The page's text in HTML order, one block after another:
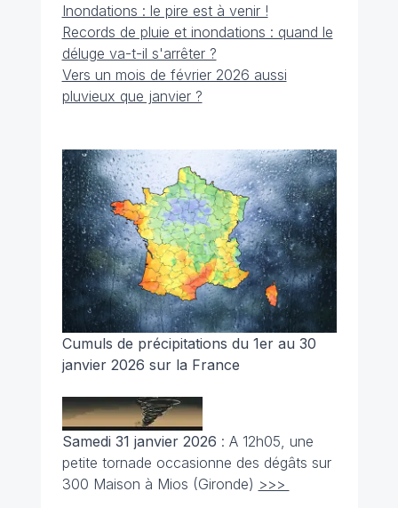
Inondations : le pire est à venir !
Records de pluie et inondations : quand le
déluge va-t-il s'arrêter ?
Vers un mois de février 2026 aussi
pluvieux que janvier ?
Cumuls de précipitations du 1er au 30
janvier 2026 sur la France
Samedi 31 janvier 2026 : A 12h05, une
petite tornade occasionne des dégâts sur
300 Maison à Mios (Gironde) >>>